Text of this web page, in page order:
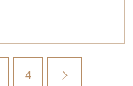
4